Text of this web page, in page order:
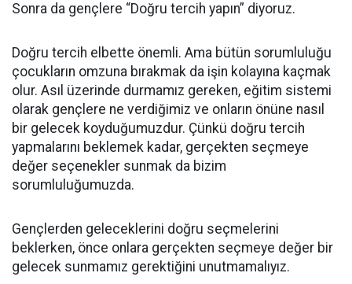
Sonra da gençlere “Doğru tercih yapın” diyoruz.
Doğru tercih elbette önemli. Ama bütün sorumluluğu
çocukların omzuna bırakmak da işin kolayına kaçmak
olur. Asıl üzerinde durmamız gereken, eğitim sistemi
olarak gençlere ne verdiğimiz ve onların önüne nasıl
bir gelecek koyduğumuzdur. Çünkü doğru tercih
yapmalarını beklemek kadar, gerçekten seçmeye
değer seçenekler sunmak da bizim
sorumluluğumuzda.
Gençlerden geleceklerini doğru seçmelerini
beklerken, önce onlara gerçekten seçmeye değer bir
gelecek sunmamız gerektiğini unutmamalıyız.